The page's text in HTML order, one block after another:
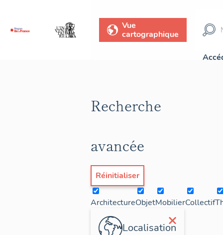
Vue
cartographique
Recherche
avancée
Réinitialiser
ArchitectureObjetMobilierCollectif
×
Localisation